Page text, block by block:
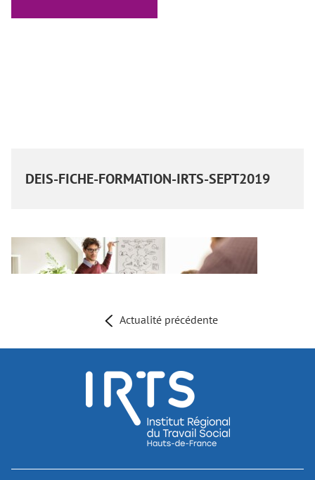
DEIS-FICHE-FORMATION-IRTS-SEPT2019
Actualité précédente